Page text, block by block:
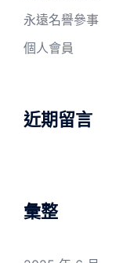
永遠名譽參事
個人會員
近期留言
彙整